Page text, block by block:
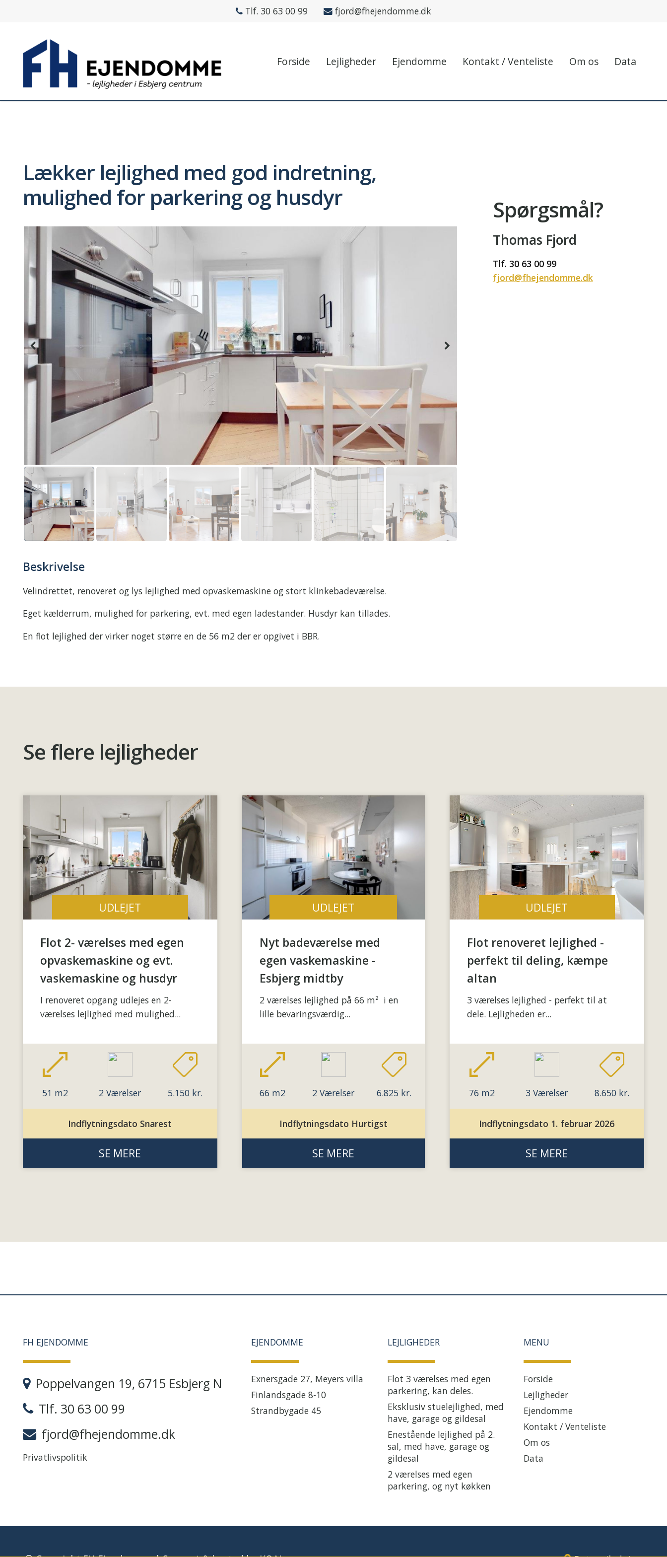
Tlf. 30 63 00 99 fjord@fhejendomme.dk
Forside Lejligheder Ejendomme Kontakt / Venteliste Om os Data
Lækker lejlighed med god indretning,
mulighed for parkering og husdyr
Beskrivelse
Velindrettet, renoveret og lys lejlighed med opvaskemaskine og stort klinkebadeværelse.
Eget kælderrum, mulighed for parkering, evt. med egen ladestander. Husdyr kan tillades.
En flot lejlighed der virker noget større en de 56 m2 der er opgivet i BBR.
Spørgsmål?
Thomas Fjord
Tlf. 30 63 00 99
fjord@fhejendomme.dk
Se flere lejligheder
UDLEJET
Flot 2- værelses med egen
opvaskemaskine og evt.
vaskemaskine og husdyr
I renoveret opgang udlejes en 2-
værelses lejlighed med mulighed...
51 m2 2 Værelser 5.150 kr.
Indflytningsdato Snarest
SE MERE
UDLEJET
Nyt badeværelse med
egen vaskemaskine -
Esbjerg midtby
2 værelses lejlighed på 66 m² i en
lille bevaringsværdig...
66 m2 2 Værelser 6.825 kr.
Indflytningsdato Hurtigst
SE MERE
UDLEJET
Flot renoveret lejlighed -
perfekt til deling, kæmpe
altan
3 værelses lejlighed - perfekt til at
dele. Lejligheden er...
76 m2 3 Værelser 8.650 kr.
Indflytningsdato 1. februar 2026
SE MERE
FH EJENDOMME
Poppelvangen 19, 6715 Esbjerg N
Tlf. 30 63 00 99
fjord@fhejendomme.dk
Privatlivspolitik
EJENDOMME
Exnersgade 27, Meyers villa
Finlandsgade 8-10
Strandbygade 45
LEJLIGHEDER
Flot 3 værelses med egen
parkering, kan deles.
Eksklusiv stuelejlighed, med
have, garage og gildesal
Enestående lejlighed på 2.
sal, med have, garage og
gildesal
2 værelses med egen
parkering, og nyt køkken
MENU
Forside
Lejligheder
Ejendomme
Kontakt / Venteliste
Om os
Data